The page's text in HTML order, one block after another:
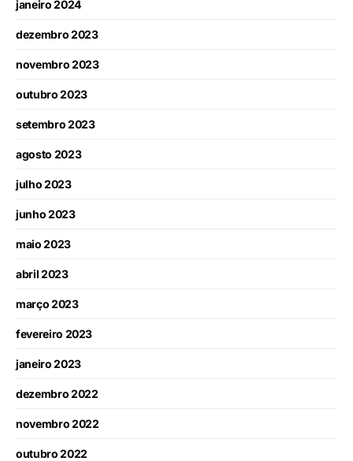
janeiro 2024
dezembro 2023
novembro 2023
outubro 2023
setembro 2023
agosto 2023
julho 2023
junho 2023
maio 2023
abril 2023
março 2023
fevereiro 2023
janeiro 2023
dezembro 2022
novembro 2022
outubro 2022